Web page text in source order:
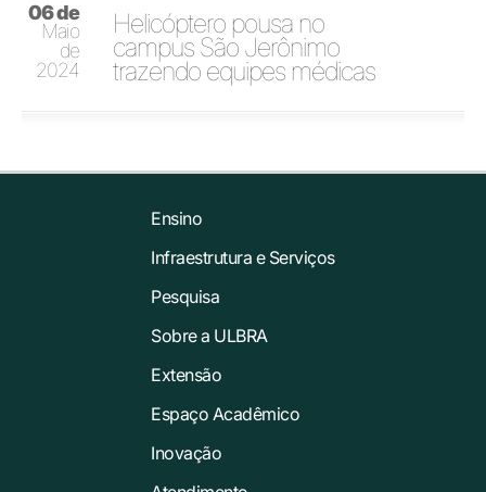
06 de
Maio
de
2024
Helicóptero pousa no
campus São Jerônimo
trazendo equipes médicas
Ensino
Infraestrutura e Serviços
Pesquisa
Sobre a ULBRA
Extensão
Espaço Acadêmico
Inovação